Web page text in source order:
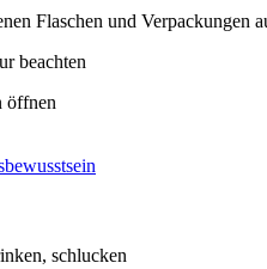
Flaschen und Verpackungen
beachten
öffnen
schlucken